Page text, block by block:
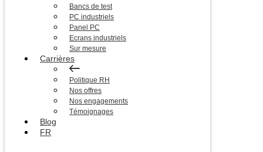
Bancs de test
PC industriels
Panel PC
Ecrans industriels
Sur mesure
Carrières
Politique RH
Nos offres
Nos engagements
Témoignages
Blog
FR